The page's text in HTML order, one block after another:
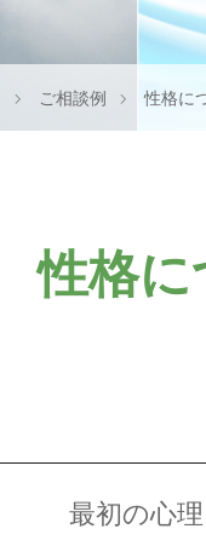
ご相談例 性格に
性格
最初の心